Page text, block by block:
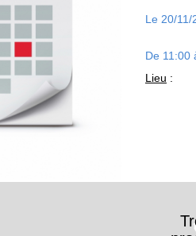
Le 20/11/
De 11:00
Lieu :